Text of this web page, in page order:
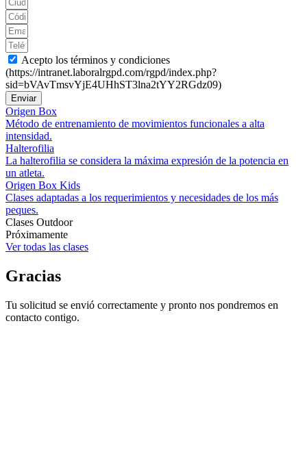
Acepto los términos y condiciones
(https://intranet.laboralrgpd.com/rgpd/index.php?
sid=bVAvTmsvYjE4UHhST3lna2tYY2RGdz09)
Enviar
Origen Box
Método de entrenamiento de movimientos funcionales a alta
intensidad.
Halterofilia
La halterofilia se considera la máxima expresión de la potencia en
un atleta.
Origen Box Kids
Clases adaptadas a los requerimientos y necesidades de los más
peques.
Clases Outdoor
Próximamente
Ver todas las clases
Gracias
Tu solicitud se envió correctamente y pronto nos pondremos en
contacto contigo.